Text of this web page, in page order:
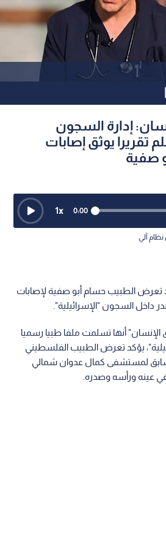
إدارة السجون
تقريرا يوثق إصابات
صفية
0:00
1x
آلي
تعرض الطبيب حسام أبو صفية لإصابات
داخل السجون "الإسرائيلية".
أنها تسلمت ملفا طبيا رسميا
يؤكد تعرض الطبيب الفلسطيني
لمستشفى كمال عدوان شمالي
عينه ورأسه وصدره.